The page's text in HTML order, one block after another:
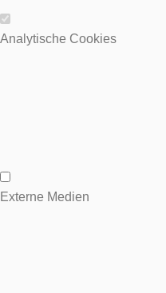
Wesentliche Cookies
Analytische Cookies
Analytische Cookies
Externe Medien